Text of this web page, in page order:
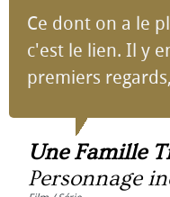
Ce dont on a le
c'est le lien. Il y
premiers
Une Famille
Personnage